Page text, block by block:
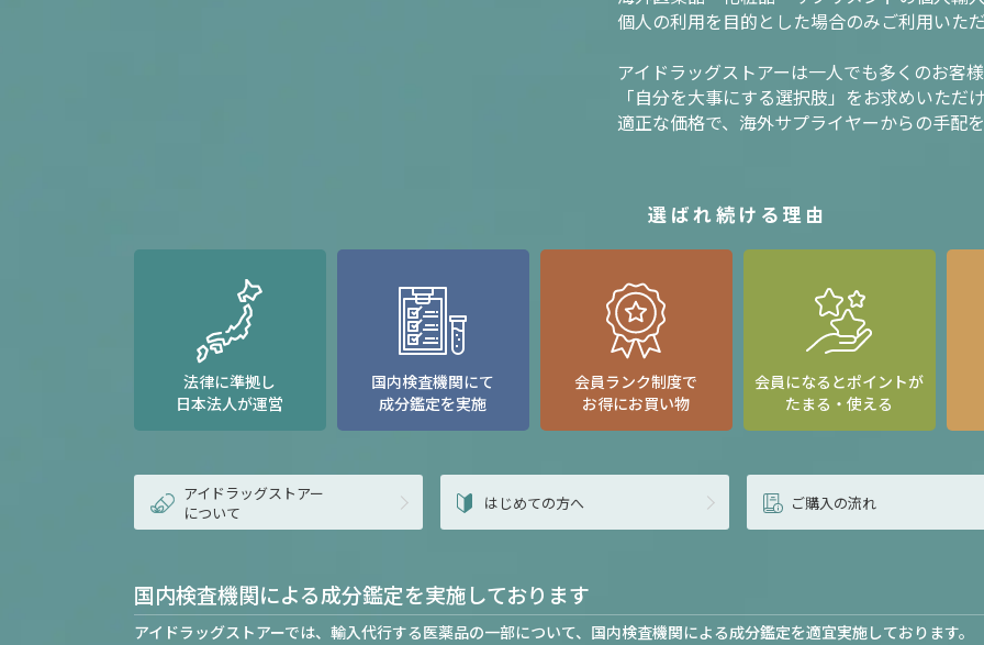
個人の利用を目的とした場合のみご利用いた
アイドラッグストアーは一人でも多くのお客
「自分を大事にする選択肢」をお求めいただ
適正な価格で、海外サプライヤーからの手配
選ばれ続ける理由
法律に準拠し
日本法人が運営
国内検査機関にて
成分鑑定を実施
会員ランク制度で
お得にお買い物
会員になるとポイントが
たまる・使える
アイドラッグストアー
について
はじめての方へ ご購入の流れ
国内検査機関による成分鑑定を実施しております
アイドラッグストアーでは、輸入代行する医薬品の一部について、国内検査機関による成分鑑定を適宜実施しております。